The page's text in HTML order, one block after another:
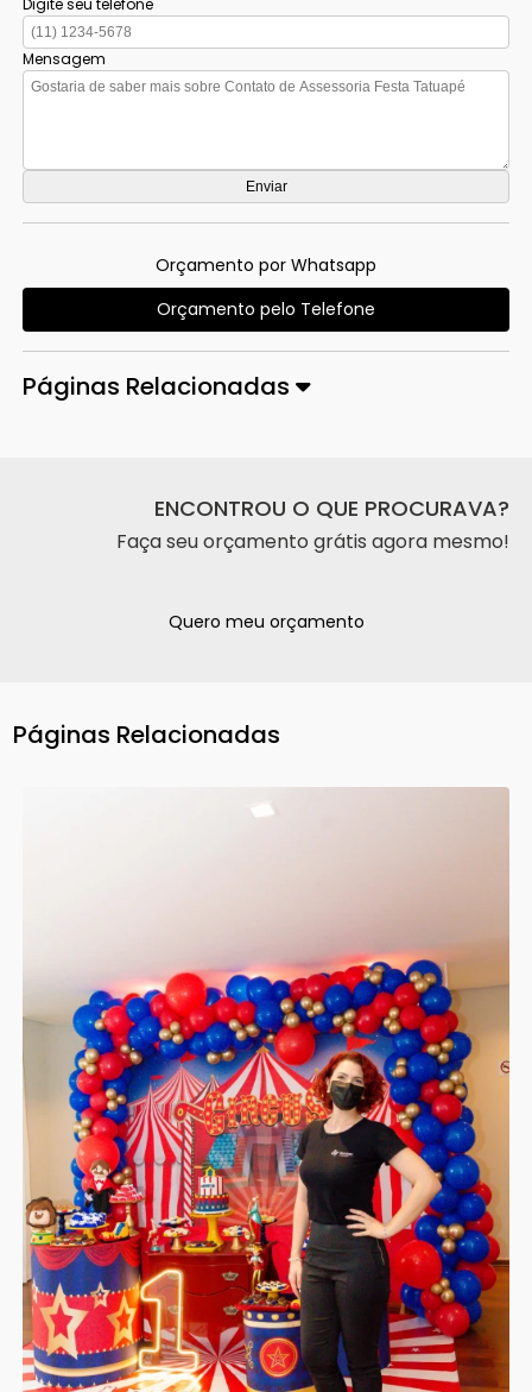
Mensagem
Orçamento por Whatsapp
Orçamento pelo Telefone
Páginas Relacionadas
ENCONTROU O QUE PROCURAVA?
Faça seu orçamento grátis agora mesmo!
Quero meu orçamento
Páginas Relacionadas